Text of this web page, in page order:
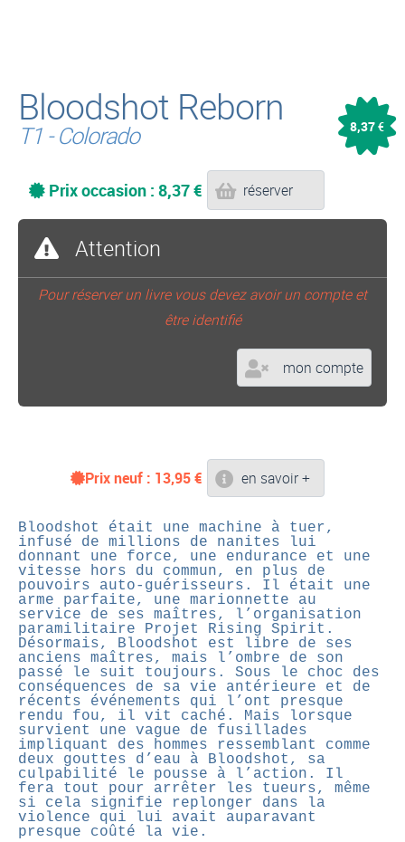
Bloodshot Reborn
T1 - Colorado 8,37€
Prix occasion : 8,37 € réserver
Attention
Pour réserver un livre vous devez avoir un compte et
être identifié
mon compte
Prix neuf : 13,95€ en savoir +
Bloodshot était une machine à tuer,
infusé de millions de nanites lui
donnant une force, une endurance et une
vitesse hors du commun, en plus de
pouvoirs auto-guérisseurs. Il était une
arme parfaite, une marionnette au
service de ses maîtres, l’organisation
paramilitaire Projet Rising Spirit.
Désormais, Bloodshot est libre de ses
anciens maîtres, mais l’ombre de son
passé le suit toujours. Sous le choc des
conséquences de sa vie antérieure et de
récents événements qui l’ont presque
rendu fou, il vit caché.
Mais lorsque
survient une vague de fusillades
impliquant des hommes ressemblant comme
deux gouttes d’eau à Bloodshot, sa
culpabilité le pousse à l’action. Il
fera tout pour arrêter les tueurs, même
si cela signifie replonger dans la
violence qui lui avait auparavant
presque coûté la vie.